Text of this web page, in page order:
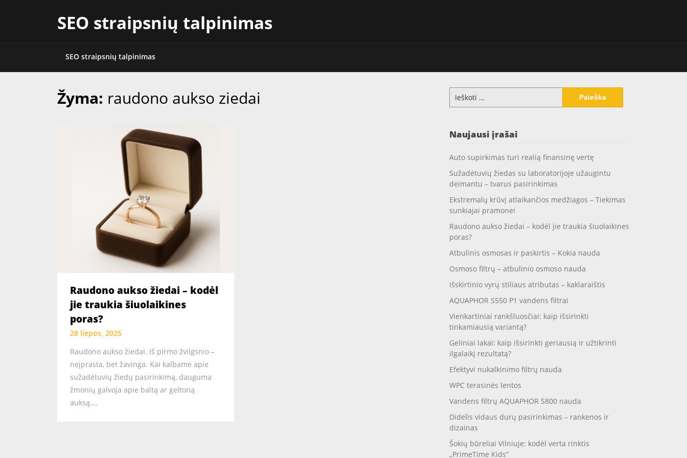
SEO straipsnių talpinimas
SEO straipsnių talpinimas
Žyma: raudono aukso ziedai
Raudono aukso žiedai – kodėl
jie traukia šiuolaikines
poras?
28 liepos, 2025
Raudono aukso žiedai. Iš pirmo žvilgsnio –
neįprasta, bet žavinga. Kai kalbame apie
sužadėtuvių žiedų pasirinkimą, dauguma
žmonių galvoja apie baltą ar geltoną
auksą….
Ieškoti:
Naujausi įrašai
Auto supirkimas turi realią finansinę vertę
Sužadėtuvių žiedas su laboratorijoje užaugintu
deimantu – tvarus pasirinkimas
Ekstremalų krūvį atlaikančios medžiagos – Tiekimas
sunkiajai pramonei
Raudono aukso žiedai – kodėl jie traukia šiuolaikines
poras?
Atbulinis osmosas ir paskirtis – Kokia nauda
Osmoso filtrų – atbulinio osmoso nauda
Išskirtinio vyrų stiliaus atributas – kaklaraištis
AQUAPHOR S550 P1 vandens filtrai
Vienkartiniai rankšluosčiai: kaip išsirinkti
tinkamiausią variantą?
Geliniai lakai: kaip išsirinkti geriausią ir užtikrinti
ilgalaikį rezultatą?
Efektyvi nukalkinimo filtrų nauda
WPC terasinės lentos
Vandens filtrų AQUAPHOR S800 nauda
Didelis vidaus durų pasirinkimas – rankenos ir
dizainas
Šokių būreliai Vilniuje: kodėl verta rinktis
„PrimeTime Kids“